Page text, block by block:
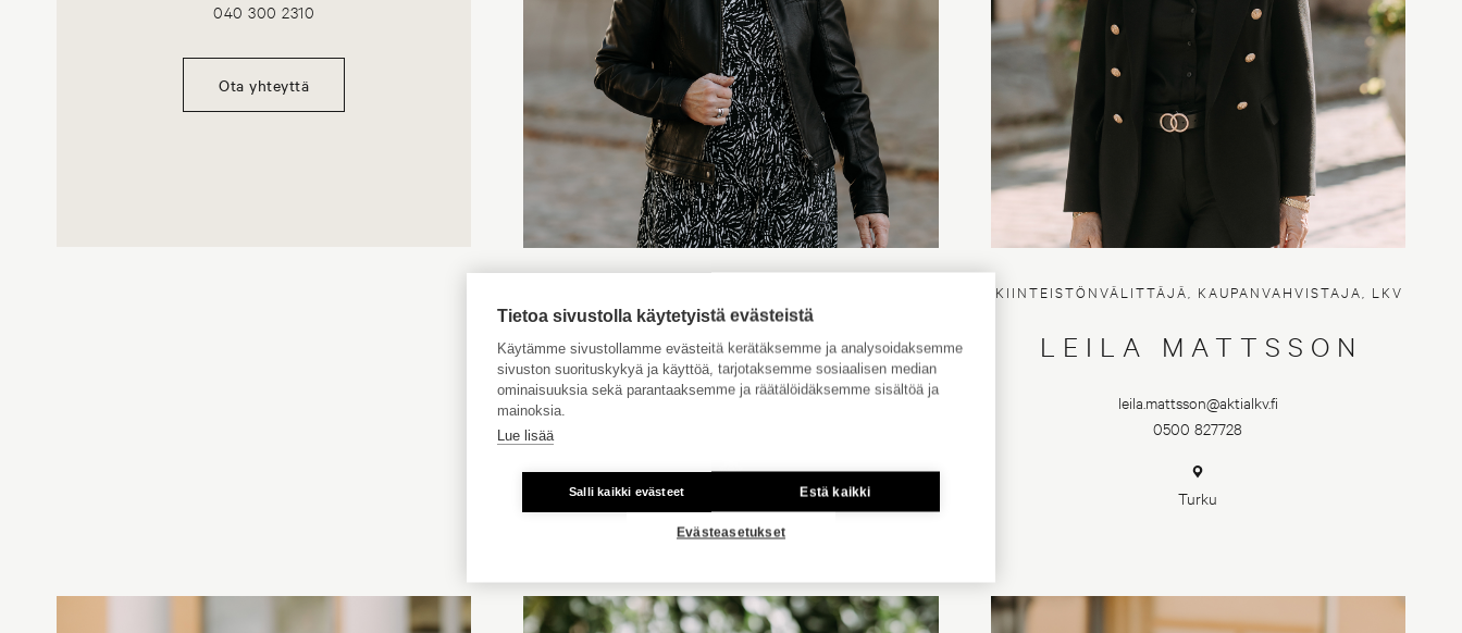
040 300 2310
Ota yhteyttä
JOHANNA PULKKINEN
johanna.pulkkinen@aktialkv.fi
KIINTEISTÖNVÄLITTÄJÄ, KAUPANVAHVISTAJA, LKV
LEILA MATTSSON
leila.mattsson@aktialkv.fi
0500 827728
Turku
Tietoa sivustolla käytetyistä evästeistä
Käytämme sivustollamme evästeitä kerätäksemme ja analysoidaksemme
sivuston suorituskykyä ja käyttöä, tarjotaksemme sosiaalisen median
ominaisuuksia sekä parantaaksemme ja räätälöidäksemme sisältöä ja
mainoksia.
Lue lisää
Salli kaikki evästeet Estä kaikki
Evästeasetukset